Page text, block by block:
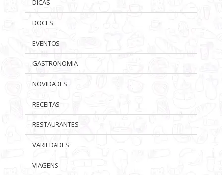
DICAS
DOCES
EVENTOS
GASTRONOMIA
NOVIDADES
RECEITAS
RESTAURANTES
VARIEDADES
VIAGENS